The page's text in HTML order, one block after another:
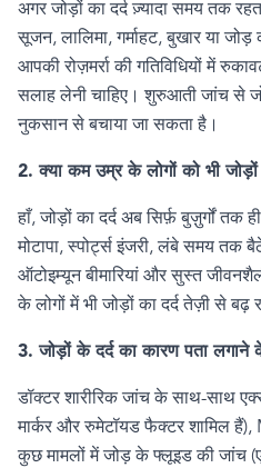
अगर जोड़ों का दर्द ज़्यादा समय तक
सूजन,लालिमा,गर्माहट,बुखार या जोड़
आपकी रोज़मर्रा की गतिविधियों में
सलाह लेनी चाहिए। शुरुआती जांच से
नुकसान से बचाया जा सकता है।
2.क्या कम उम्र के लोगों को भी जोड़ों
हाँ,जोड़ों का दर्द अब सिर्फ़ बुज़ुर्गों तक
मोटापा,स्पोर्ट्स इंजरी,लंबे समय तक
ऑटोइम्यून बीमारियां और सुस्त
के लोगों में भी जोड़ों का दर्द तेज़ी से बढ़
3.जोड़ों के दर्द का कारण पता
डॉक्टर शारीरिक जांच के साथ-साथ
मार्कर और रुमेटॉयड फैक्टर शामिल हैं),
कुछ मामलों में जोड़ के फ्लूइड की जांच